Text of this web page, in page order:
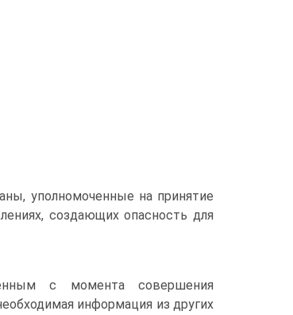
уполномоченные на принятие
создающих опасность для
с момента совершения
информация из других